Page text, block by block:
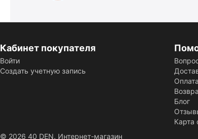
Кабинет покупателя
Войти
Создать учетную запись
Оплата
Блог
Карта
© 2026 40 DEN. Интернет-магазин